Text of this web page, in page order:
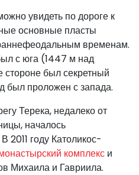
увидеть по дороге к
основные пласты
временам.
с юга (1447 м над
был секретный
был проложен с запада.
Терека, недалеко от
началось
2011 году Католикос-
комплекс и
Михаила и Гавриила.